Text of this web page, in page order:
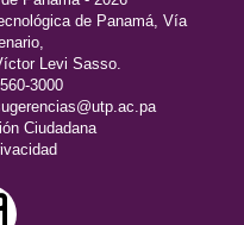
de Panamá, Vía
Levi Sasso.
3000
Ciudadana